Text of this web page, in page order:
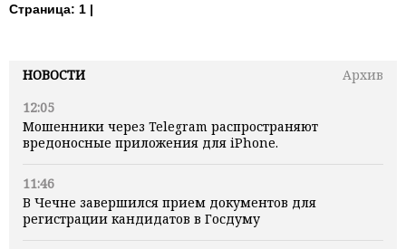
НОВОСТИ
Архив
12:05
Мошенники через Telegram распространяют
вредоносные приложения для iPhone.
11:46
В Чечне завершился прием документов для
регистрации кандидатов в Госдуму
Страница: 1 |